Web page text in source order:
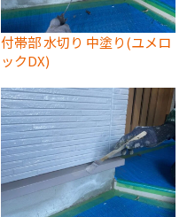
付帯部 水切り 中塗り(ユメロ
ックDX)